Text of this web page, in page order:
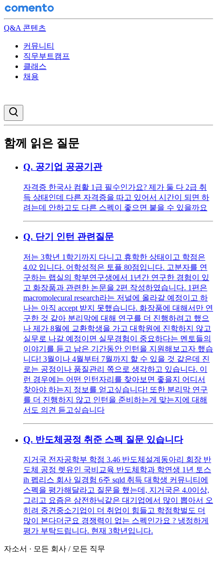
Q&A 콘텐츠
커뮤니티
직무부트캠프
클래스
채용
함께 읽은 질문
Q. 공기업 공공기관
자격증 한국사 컴활 1급 필수인가요? 제가 둘 다 2급 취
득 상태인데 다른 자격증을 따고 있어서 시간이 되면 하
려는데 안하고도 다른 스펙이 좋으면 붙을 수 있을까요
Q. 단기 인턴 관련질문
저는 3학년 1학기까지 다니고 휴학한 상태이고 학점은
4.02 입니다. 어학성적은 토플 80점입니다. 고분자를 연
구하는 랩실의 학부연구생에서 1년간 연구한 경험이 있
고 화장품과 관련한 논문을 2편 작성하였습니다. 1편은
macromolecural research라는 저널에 올라갈 예정이고 하
나는 아직 accept 받지 못했습니다. 화장품에 대해서만 연
구한 것 같아 분리막에 대해 연구를 더 진행하려고 했으
나 제가 8월에 교환학생을 가고 대학원에 진학하지 않고
실무로 나갈 예정이면 실무경험이 중요하다는 멘토들의
이야기를 듣고 남은 기간동안 인턴을 지원해보고자 했습
니다! 3월이나 4월부터 7월까지 할 수 있을 것 같은데 진
로는 공정이나 품질관리 쪽으로 생각하고 있습니다. 이
런 경우에는 어떤 인턴자리를 찾아보면 좋을지 어디서
찾아야 하는지 정보를 얻고싶습니다! 또한 분리막 연구
를 더 진행하지 않고 인턴을 준비하는게 맞는지에 대해
서도 의견 듣고싶습니다
Q. 반도체공정 취준 스펙 질문 있습니다
지거국 전자공학부 학점 3.46 반도체설계동아리 회장 반
도체 공정 렛유인 국비교육 반도체학과 학연생 1년 토스
ih 펩리스 회사 일경험 6주 sqld 취득 대학생 커뮤니티에
스펙을 평가해달라고 질문을 했는데, 지거국은 4.0이상,
그리고 요즘은 삼전하닉같은 대기업에서 많이 뽑아서 오
히려 중견중소기업이 더 취업이 힘들고 학점학벌도 더
많이 본다더군요 경쟁력이 없는 스펙인가요 ? 냉정하게
평가 부탁드립니다. 현재 3학년입니다.
자소서 · 모든 회사 / 모든 직무